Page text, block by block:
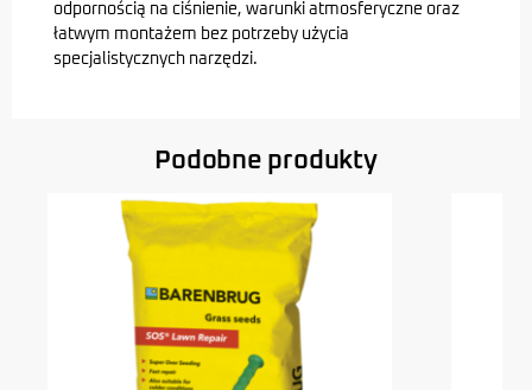
odpornością na ciśnienie, warunki atmosferyczne oraz
łatwym montażem bez potrzeby użycia
specjalistycznych narzędzi.
Podobne produkty